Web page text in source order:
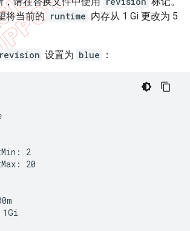
将当前的 runtime 内存从 1 Gi 更改为 5
revision 设置为 blue ：
2
20
1Gi